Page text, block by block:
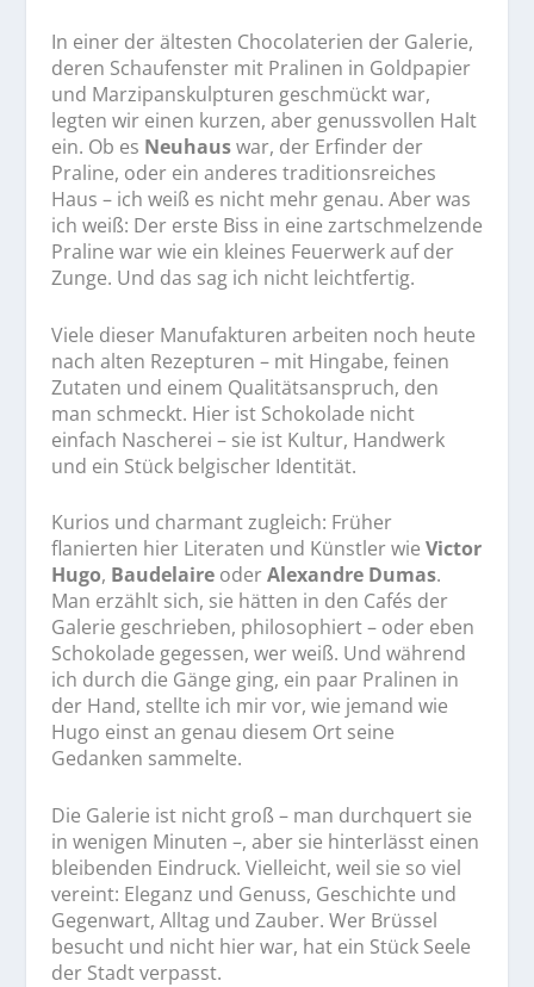
In einer der ältesten Chocolaterien der Galerie,
deren Schaufenster mit Pralinen in Goldpapier
und Marzipanskulpturen geschmückt war,
legten wir einen kurzen, aber genussvollen Halt
ein. Ob es Neuhauswar, der Erfinder der
Praline, oder ein anderes traditionsreiches
Haus – ich weiß es nicht mehr genau. Aber was
ich weiß: Der erste Biss in eine zartschmelzende
Praline war wie ein kleines Feuerwerk auf der
Zunge. Und das sag ich nicht leichtfertig.
Viele dieser Manufakturen arbeiten noch heute
nach alten Rezepturen – mit Hingabe, feinen
Zutaten und einem Qualitätsanspruch, den
man schmeckt. Hier ist Schokolade nicht
einfach Nascherei – sie ist Kultur, Handwerk
und ein Stück belgischer Identität.
Kurios und charmant zugleich: Früher
flanierten hier Literaten und Künstler wie Victor
Hugo, BaudelaireoderAlexandre Dumas.
Man erzählt sich, sie hätten in den Cafés der
Galerie geschrieben, philosophiert – oder eben
Schokolade gegessen, wer weiß. Und während
ich durch die Gänge ging, ein paar Pralinen in
der Hand, stellte ich mir vor, wie jemand wie
Hugo einst an genau diesem Ort seine
Gedanken sammelte.
Die Galerie ist nicht groß – man durchquert sie
in wenigen Minuten –, aber sie hinterlässt einen
bleibenden Eindruck. Vielleicht, weil sie so viel
vereint: Eleganz und Genuss, Geschichte und
Gegenwart, Alltag und Zauber. Wer Brüssel
besucht und nicht hier war, hat ein Stück Seele
der Stadt verpasst.